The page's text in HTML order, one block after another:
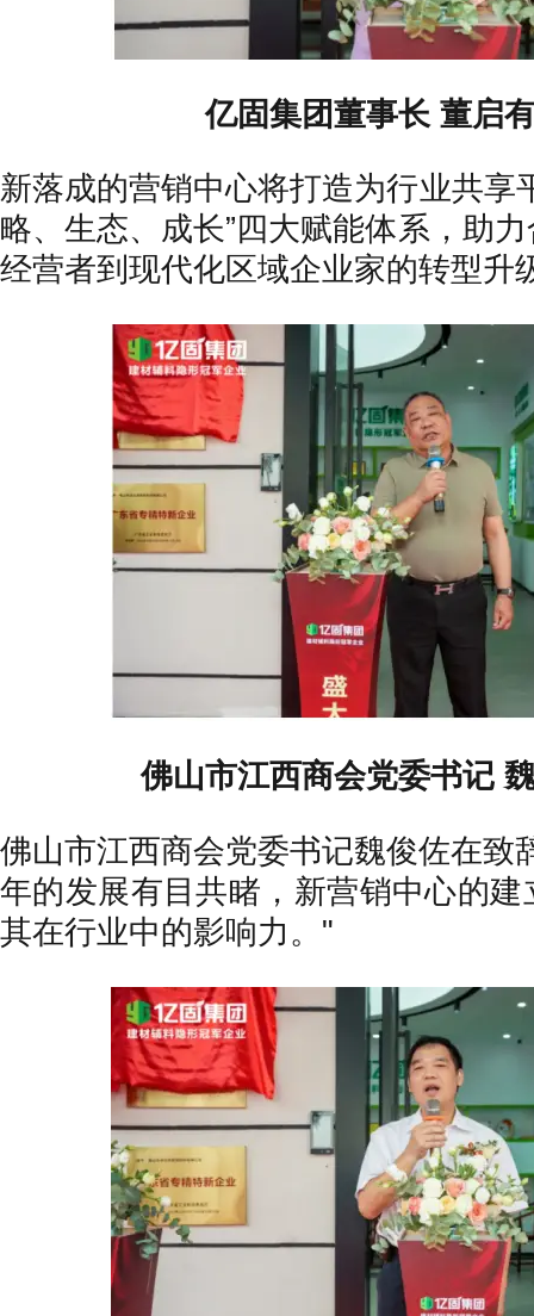
亿固集团董事长 董启
新落成的营销中心将打造为行业共享
略、生态、成长”四大赋能体系，助
经营者到现代化区域企业家的转型升
佛山市江西商会党委书记
佛山市江西商会党委书记魏俊佐在致
年的发展有目共睹，新营销中心的
其在行业中的影响力。"